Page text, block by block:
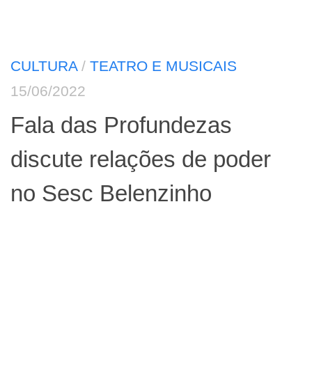
CULTURA/ TEATRO E MUSICAIS
15/06/2022
Fala das Profundezas
discute relações de poder
no Sesc Belenzinho